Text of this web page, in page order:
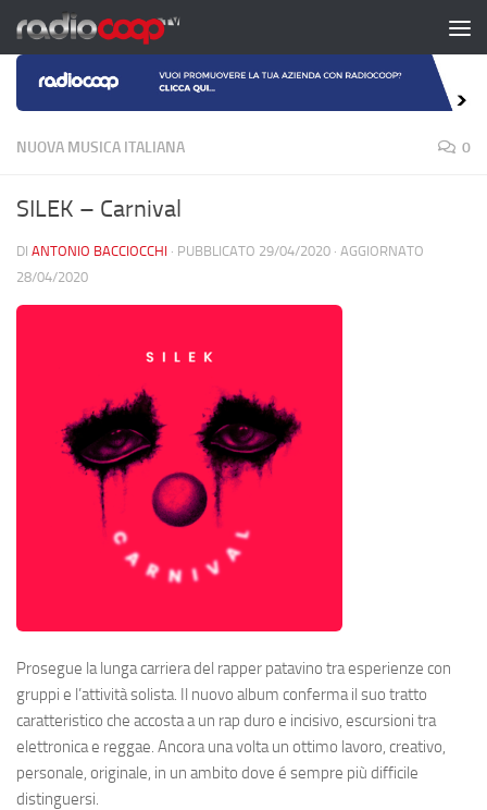
Salta al contenuto
NUOVA MUSICA ITALIANA 0
SILEK – Carnival
DI ANTONIO BACCIOCCHI · PUBBLICATO 29/04/2020 · AGGIORNATO
28/04/2020
Prosegue la lunga carriera del rapper patavino tra esperienze con
gruppi e l’attività solista. Il nuovo album conferma il suo tratto
caratteristico che accosta a un rap duro e incisivo, escursioni tra
elettronica e reggae. Ancora una volta un ottimo lavoro, creativo,
personale, originale, in un ambito dove é sempre più difficile
distinguersi.